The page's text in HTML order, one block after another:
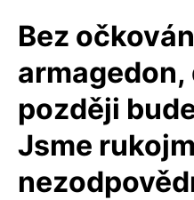
Bez
později
Jsme